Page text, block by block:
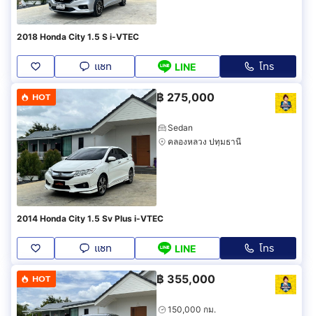
2018 Honda City 1.5 S i-VTEC
แชท LINE โทร
HOT ฿ 275,000
Sedan
คลองหลวง ปทุมธานี
2014 Honda City 1.5 Sv Plus i-VTEC
แชท LINE โทร
HOT ฿ 355,000
150,000 กม.